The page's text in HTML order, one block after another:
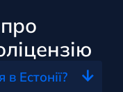
Естонії?